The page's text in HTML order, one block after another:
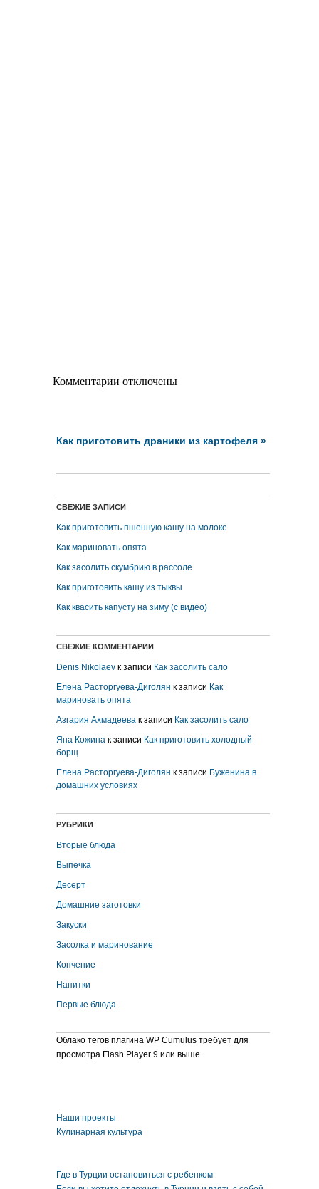
Комментарии отключены
Как приготовить драники из картофеля »
СВЕЖИЕ ЗАПИСИ
Как приготовить пшенную кашу на молоке
Как мариновать опята
Как засолить скумбрию в рассоле
Как приготовить кашу из тыквы
Как квасить капусту на зиму (с видео)
СВЕЖИЕ КОММЕНТАРИИ
Denis Nikolaev к записи Как засолить сало
Елена Расторгуева-Диголян к записи Как
мариновать опята
Азгария Ахмадеева к записи Как засолить сало
Яна Кожина к записи Как приготовить холодный
борщ
Елена Расторгуева-Диголян к записи Буженина в
домашних условиях
РУБРИКИ
Вторые блюда
Выпечка
Десерт
Домашние заготовки
Закуски
Засолка и маринование
Копчение
Напитки
Первые блюда
Облако тегов плагина WP Cumulus требует для
просмотра Flash Player 9 или выше.
Наши проекты
Кулинарная культура
Где в Турции остановиться с ребенком